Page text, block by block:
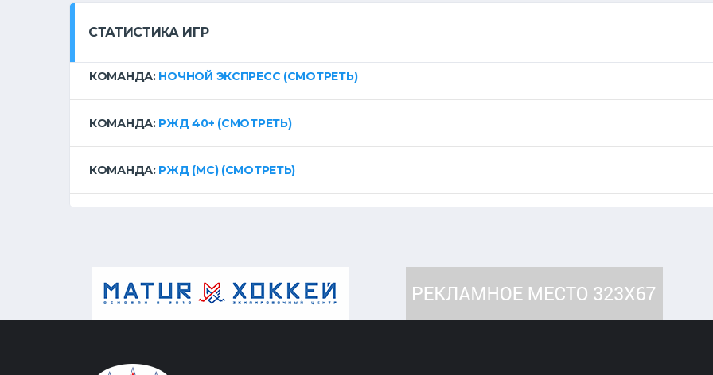
СТАТИСТИКА ИГР
КОМАНДА: НОЧНОЙ ЭКСПРЕСС (СМОТРЕТЬ)
КОМАНДА: РЖД 40+ (СМОТРЕТЬ)
КОМАНДА: РЖД (МС) (СМОТРЕТЬ)